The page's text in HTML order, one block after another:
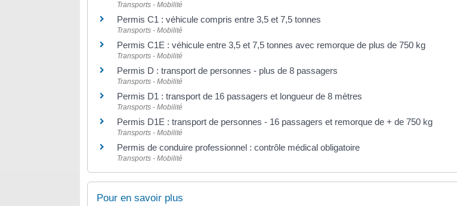
Transports - Mobilité
Permis C1 : véhicule compris entre 3,5 et 7,5 tonnes
Transports - Mobilité
Permis C1E : véhicule entre 3,5 et 7,5 tonnes avec remorque de plus de 750 kg
Transports - Mobilité
Permis D : transport de personnes - plus de 8 passagers
Transports - Mobilité
Permis D1 : transport de 16 passagers et longueur de 8 mètres
Transports - Mobilité
Permis D1E : transport de personnes - 16 passagers et remorque de + de 750 kg
Transports - Mobilité
Permis de conduire professionnel : contrôle médical obligatoire
Transports - Mobilité
Pour en savoir plus